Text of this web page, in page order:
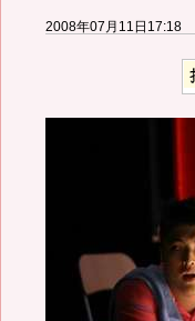
2008年07月11日17:18